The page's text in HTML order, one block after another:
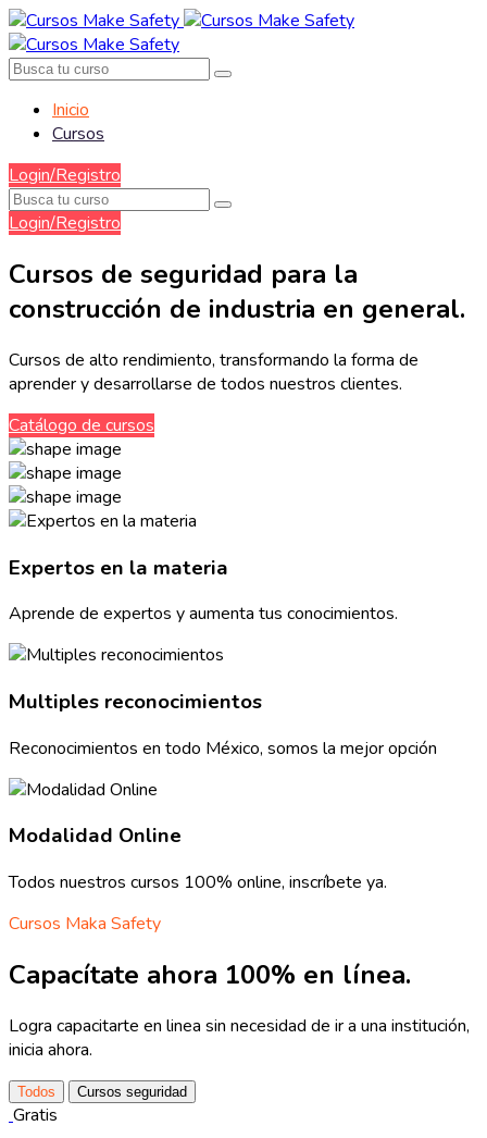
Inicio
Cursos
Login/Registro
Login/Registro
Cursos de seguridad para la
construcción de industria en general.
Cursos de alto rendimiento, transformando la forma de
aprender y desarrollarse de todos nuestros clientes.
Catálogo de cursos
Expertos en la materia
Aprende de expertos y aumenta tus conocimientos.
Multiples reconocimientos
Reconocimientos en todo México, somos la mejor opción
Modalidad Online
Todos nuestros cursos 100% online, inscríbete ya.
Cursos Maka Safety
Capacítate ahora 100% en línea.
Logra capacitarte en linea sin necesidad de ir a una institución,
inicia ahora.
Todos Cursos seguridad
Gratis